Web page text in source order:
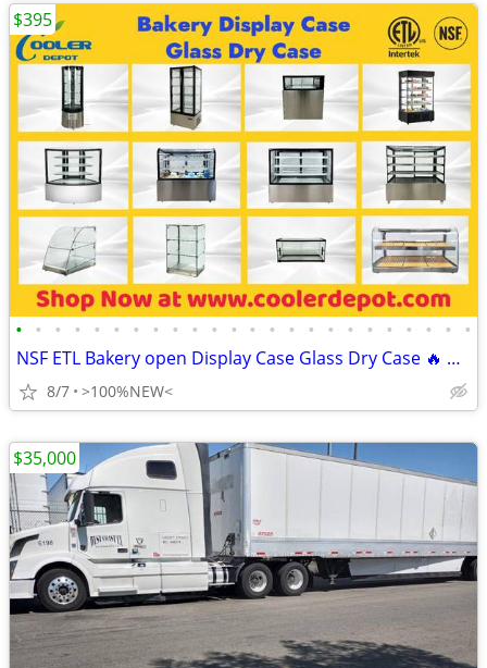
• • • • • • • • • • • • • • • • • • • • • • • •
NSF ETL Bakery open Display Case Glass Dry Case 🔥 BRAND NEW N
8/7 >100%NEW<
$395
$35,000